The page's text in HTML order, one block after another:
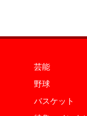
芸能
野球
バスケット